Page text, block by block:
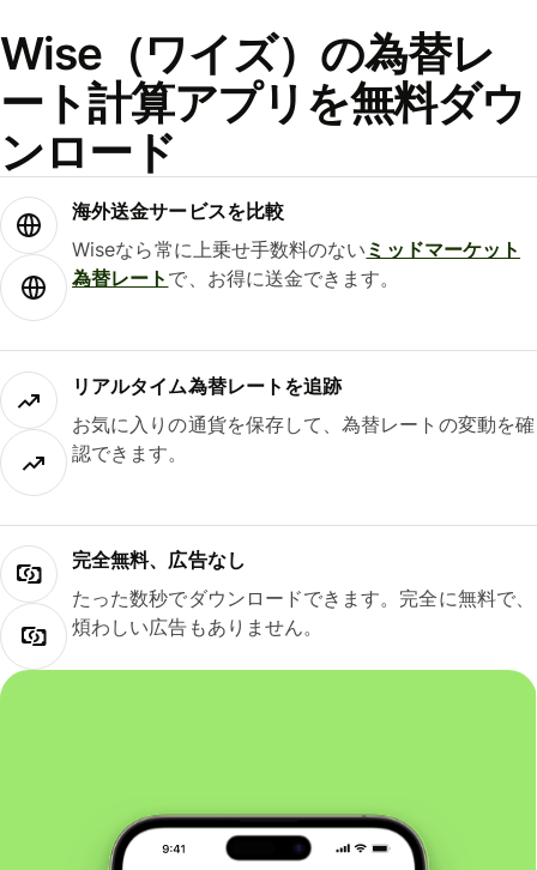
Wise（ワイズ）の為替レ
ート計算アプリを無料ダウ
ンロード
海外送金サービスを比較
Wiseなら常に上乗せ手数料のない ミッドマーケット
為替レート で、お得に送金できます。
リアルタイム為替レートを追跡
お気に入りの通貨を保存して、為替レートの変動を確
認できます。
完全無料、広告なし
たった数秒でダウンロードできます。完全に無料で、
煩わしい広告もありません。